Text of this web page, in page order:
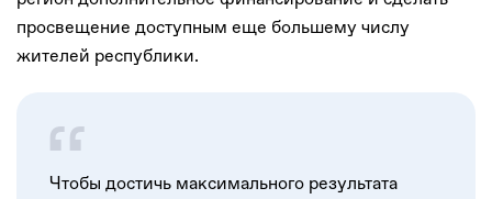
просвещение доступным еще большему числу
жителей республики.
Чтобы достичь максимального результата